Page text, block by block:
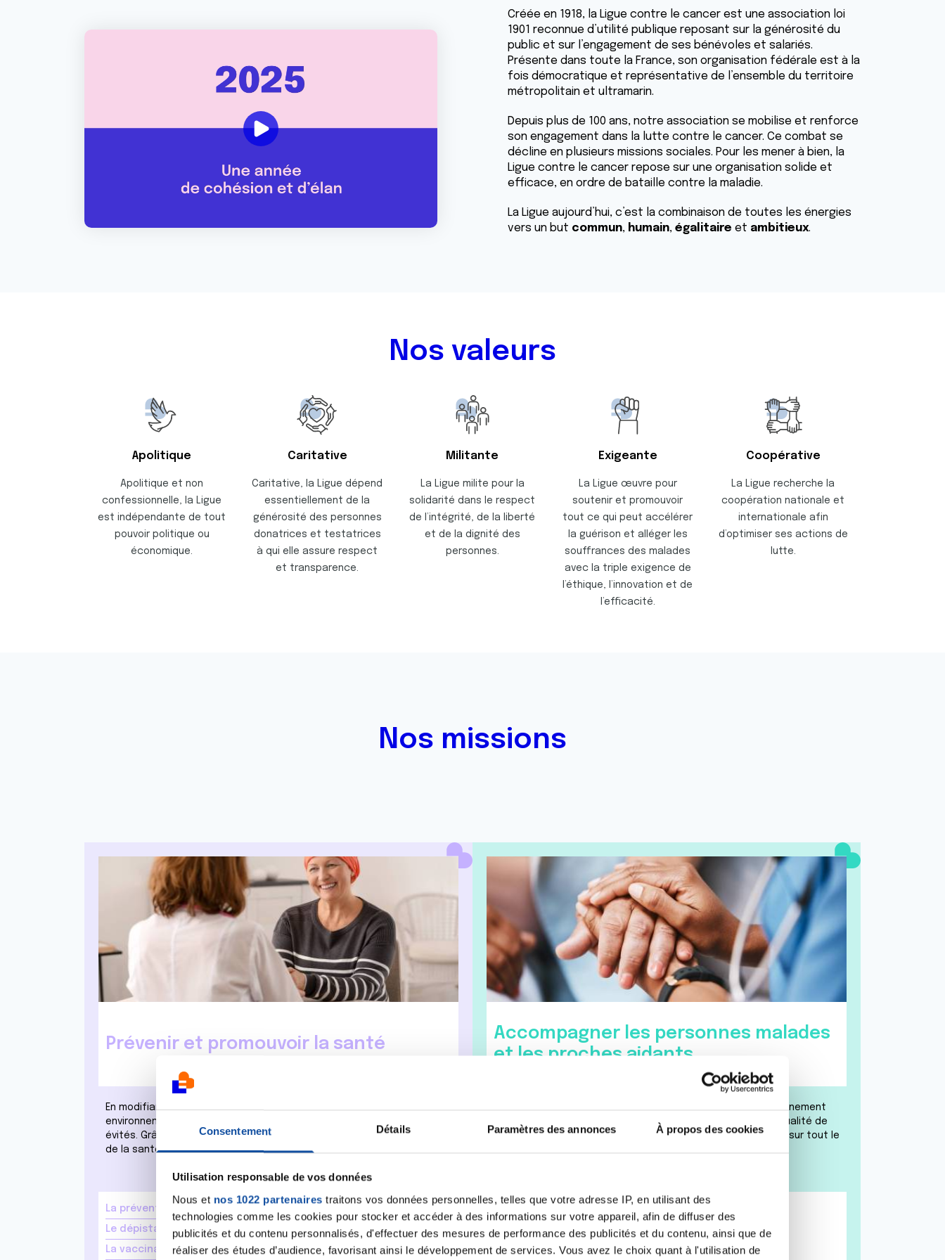
Consentement Détails Paramètres des annonces À propos des cookies
Utilisation responsable de vos données
Nous et nos 1022 partenaires traitons vos données personnelles, telles que votre adresse IP, en utilisant des
technologies comme les cookies pour stocker et accéder à des informations sur votre appareil, afin de diffuser des
publicités et du contenu personnalisés, d'effectuer des mesures de performance des publicités et du contenu, ainsi que de
réaliser des études d’audience, favorisant ainsi le développement de services. Vous avez le choix quant à l'utilisation de
Créée en 1918, la Ligue contre le cancer est une association loi
1901 reconnue d’utilité publique reposant sur la générosité du
public et sur l’engagement de ses bénévoles et salariés.
Présente dans toute la France, son organisation fédérale est à la
fois démocratique et représentative de l’ensemble du territoire
métropolitain et ultramarin.
Depuis plus de 100 ans, notre association se mobilise et renforce
son engagement dans la lutte contre le cancer. Ce combat se
décline en plusieurs missions sociales. Pour les mener à bien, la
Ligue contre le cancer repose sur une organisation solide et
efficace, en ordre de bataille contre la maladie.
La Ligue aujourd’hui, c’est la combinaison de toutes les énergies
vers un but commun, humain, égalitaire et ambitieux.
Nos valeurs
Apolitique
Apolitique et non
confessionnelle, la Ligue
est indépendante de tout
pouvoir politique ou
économique.
Caritative
Caritative, la Ligue dépend
essentiellement de la
générosité des personnes
donatrices et testatrices
à qui elle assure respect
et transparence.
Militante
La Ligue milite pour la
solidarité dans le respect
de l’intégrité, de la liberté
et de la dignité des
personnes.
Exigeante
La Ligue œuvre pour
soutenir et promouvoir
tout ce qui peut accélérer
la guérison et alléger les
souffrances des malades
avec la triple exigence de
l’éthique, l’innovation et de
l’efficacité.
Coopérative
La Ligue recherche la
coopération nationale et
internationale afin
d’optimiser ses actions de
lutte.
Nos missions
Prévenir et promouvoir la santé
En modifiant certaines habitudes, notre mode de vie ou nos
environnements, il est estimé que 40 % des cancers peuvent être
évités. Grâce à une bonne prévention et des actions de la promotion
de la santé, nous pouvons agir au quotidien.
La prévention des cancers
Le dépistage des cancers
La vaccination et le cancer
Accompagner les personnes malades
et les proches aidants
La Ligue contre le cancer propose des services d’accompagnement
adaptés visant à améliorer votre prise en charge et votre qualité de
vie pendant et après la maladie. Elle est présente pour vous sur tout le
L’accompagnement des personnes malades
Être aux côtés des proches aidants
Au fil de la Ligue, l'accompagnement personnalisé